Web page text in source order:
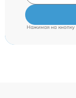
Нажимая на кнопку